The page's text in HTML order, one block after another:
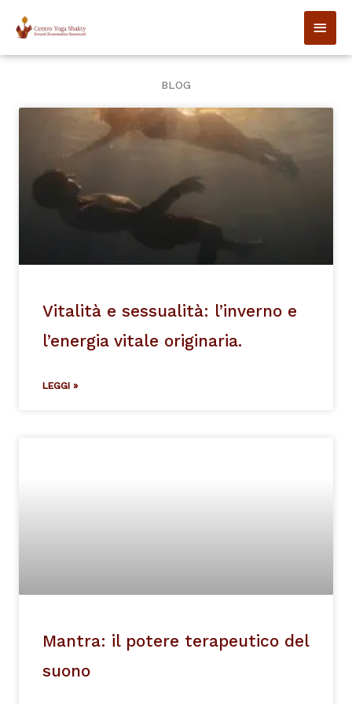
BLOG
Vitalità e sessualità: l’inverno e
l’energia vitale originaria.
LEGGI »
Mantra: il potere terapeutico del
suono